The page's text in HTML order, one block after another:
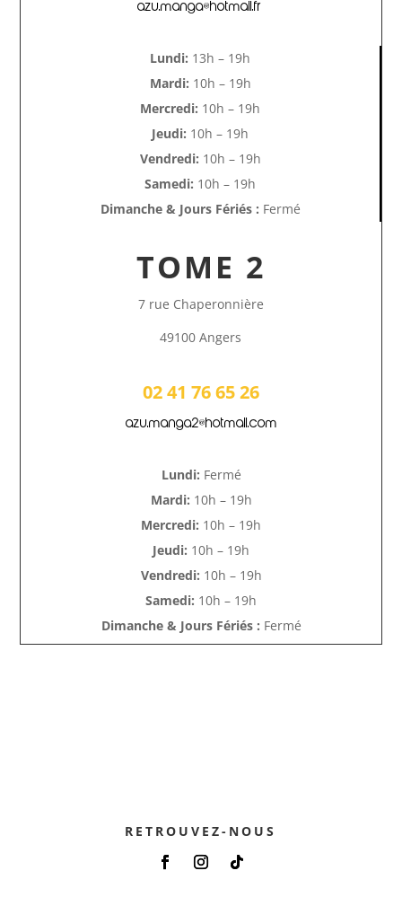
azu.manga@hotmail.fr
Lundi: 13h – 19h
Mardi: 10h – 19h
Mercredi: 10h – 19h
Jeudi: 10h – 19h
Vendredi: 10h – 19h
Samedi: 10h – 19h
Dimanche & Jours Fériés : Fermé
TOME 2
7 rue Chaperonnière
49100 Angers
02 41 76 65 26
azu.manga2@hotmail.com
Lundi: Fermé
Mardi: 10h – 19h
Mercredi: 10h – 19h
Jeudi: 10h – 19h
Vendredi: 10h – 19h
Samedi: 10h – 19h
Dimanche & Jours Fériés : Fermé
RETROUVEZ-NOUS